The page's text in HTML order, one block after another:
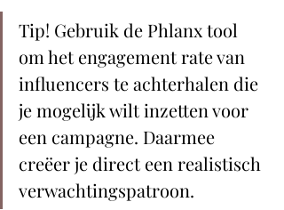
Tip! Gebruik de Phlanx tool
om het engagement rate van
influencers te achterhalen die
je mogelijk wilt inzetten voor
een campagne. Daarmee
creëer je direct een realistisch
verwachtingspatroon.